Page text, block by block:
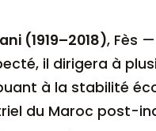
(1919–2018), Fès
il dirigera à
à la stabilité
du Maroc post-